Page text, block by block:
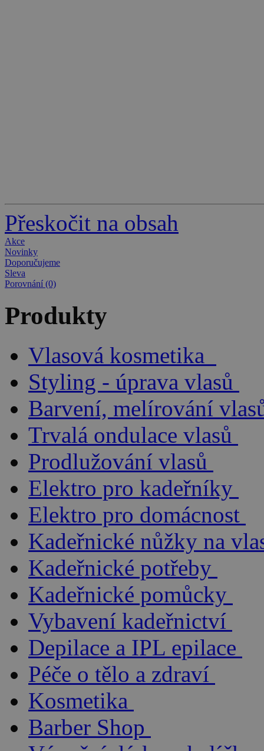
Přeskočit na obsah
Akce
Novinky
Doporučujeme
Sleva
Porovnání (0)
Produkty
Vlasová kosmetika
Styling - úprava vlasů
Barvení, melírování
Trvalá ondulace vlasů
Prodlužování vlasů
Elektro pro kadeřníky
Elektro pro domácnost
Kadeřnické nůžky na
Kadeřnické potřeby
Kadeřnické pomůcky
Vybavení kadeřnictví
Depilace a IPL epilace
Péče o tělo a zdraví
Kosmetika
Barber Shop